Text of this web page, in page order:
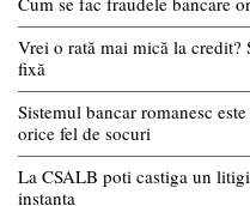
Vrei o rată mai mică la
fixă
Sistemul bancar romanesc
orice fel de socuri
La CSALB poti castiga un
instanta